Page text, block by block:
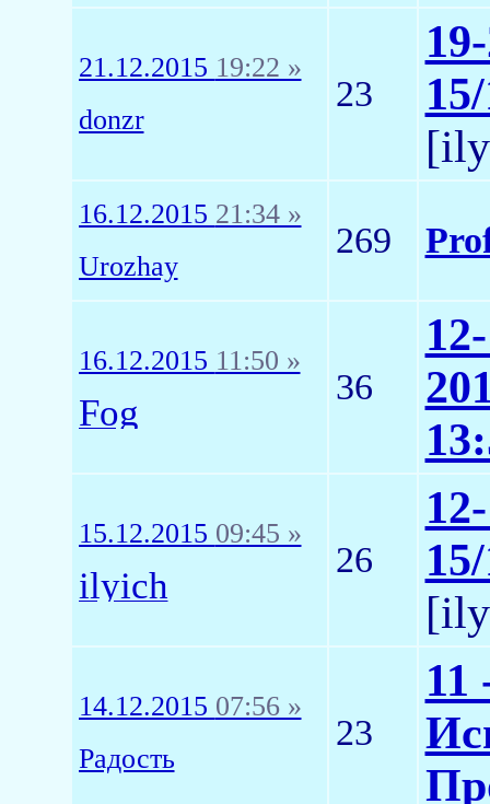
21.12.2015 19:22 »
donzr
23
16.12.2015 21:34 »
Urozhay
269
16.12.2015 11:50 »
Fog
36
15.12.2015 09:45 »
ilyich
26
14.12.2015 07:56 »
Радость
23
11